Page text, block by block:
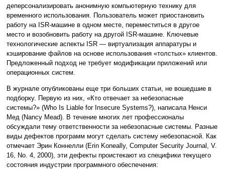
деперсонализировать анонимную компьютерную технику для
временного использования. Пользователь может приостановить
работу на ISR-машине в одном месте, переместиться в другое
место и возобновить работу на другой ISR-машине. Ключевые
технологические аспекты ISR — виртуализация аппаратуры и
кэширование файлов на основе использования «толстых» клиентов.
Предложенный подход не требует модификации приложений или
операционных систем.
В журнале опубликованы еще три больших статьи, не вошедшие в
подборку. Первую из них, «Кто отвечает за небезопасные
системы?» (Who Is Liable for Insecure Systems?), написала Ненси
Мед (Nancy Mead). В течение многих лет профессионалы
обсуждали тему ответственности за небезопасные системы. Разные
виды дефектов программ могут сделать систему небезопасной. Как
отмечает Эрин Коннелли (Erin Koneally, Computer Security Journal, V.
16, No. 4, 2000), эти дефекты проистекают из специфики текущего
состояния индустрии программного обеспечения: